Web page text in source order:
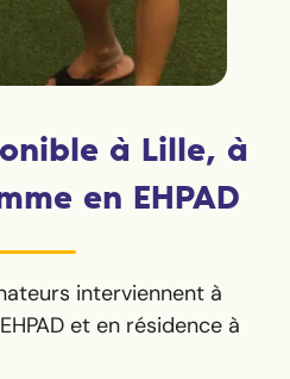
à Lille, à
en EHPAD
interviennent à
et en résidence à